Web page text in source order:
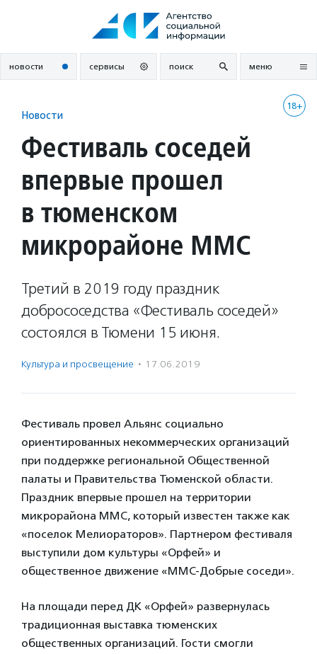
новости сервисы поиск меню
18+
Новости
Фестиваль соседей
впервые прошел
в тюменском
микрорайоне ММС
Третий в 2019 году праздник
добрососедства «Фестиваль соседей»
состоялся в Тюмени 15 июня.
Культура и просвещение · 17.06.2019
Фестиваль провел Альянс социально
ориентированных некоммерческих организаций
при поддержке региональной Общественной
палаты и Правительства Тюменской области.
Праздник впервые прошел на территории
микрорайона ММС, который известен также как
«поселок Мелиораторов». Партнером фестиваля
выступили дом культуры «Орфей» и
общественное движение «ММС-Добрые соседи».
На площади перед ДК «Орфей» развернулась
традиционная выставка тюменских
общественных организаций. Гости смогли